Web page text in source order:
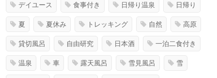
デイユース 食事付き 日帰り温泉 日帰り
夏 夏休み トレッキング 自然 高原
貸切風呂 自由研究 日本酒 一泊二食付き
温泉 車 露天風呂 雪見風呂 雪